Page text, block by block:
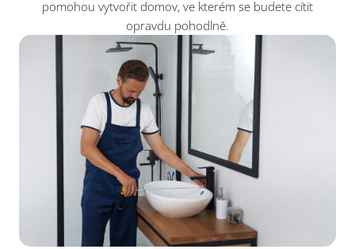
pomohou vytvořit domov, ve kterém se budete cítit
opravdu pohodlně.